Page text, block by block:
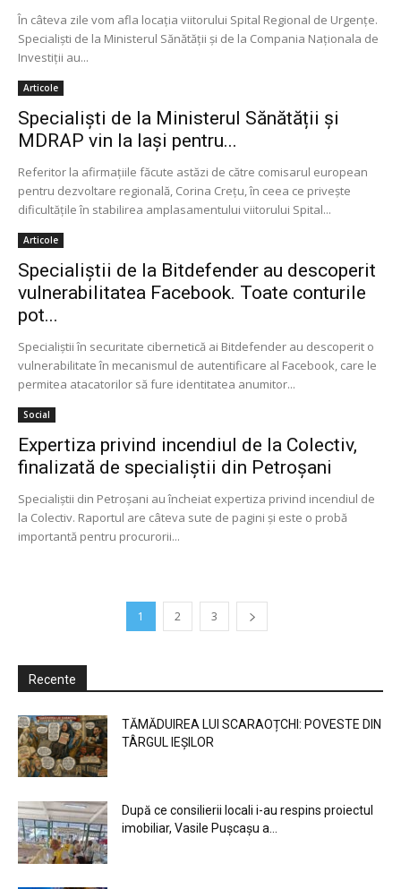
În câteva zile vom afla locația viitorului Spital Regional de Urgențe.
Specialiști de la Ministerul Sănătății și de la Compania Naționala de
Investiții au...
Articole
Specialiști de la Ministerul Sănătății și
MDRAP vin la Iași pentru...
Referitor la afirmațiile făcute astăzi de către comisarul european
pentru dezvoltare regională, Corina Creţu, în ceea ce privește
dificultățile în stabilirea amplasamentului viitorului Spital...
Articole
Specialiștii de la Bitdefender au descoperit
vulnerabilitatea Facebook. Toate conturile
pot...
Specialiștii în securitate cibernetică ai Bitdefender au descoperit o
vulnerabilitate în mecanismul de autentificare al Facebook, care le
permitea atacatorilor să fure identitatea anumitor...
Social
Expertiza privind incendiul de la Colectiv,
finalizată de specialiștii din Petroșani
Specialiştii din Petroşani au încheiat expertiza privind incendiul de
la Colectiv. Raportul are câteva sute de pagini şi este o probă
importantă pentru procurorii...
1 2 3
Recente
TĂMĂDUIREA LUI SCARAOȚCHI: POVESTE DIN
TÂRGUL IEȘILOR
După ce consilierii locali i-au respins proiectul
imobiliar, Vasile Pușcașu a...